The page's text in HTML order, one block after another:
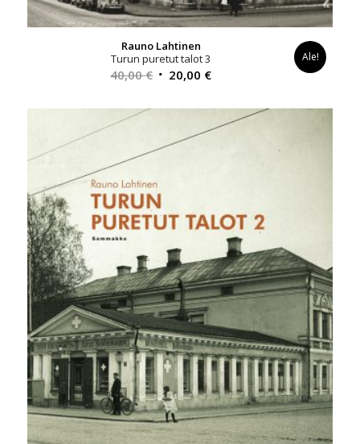
Rauno Lahtinen
Turun puretut talot 3
40,00€ Alkuperäinen
oli:
40,00 €.
20,00 €Nykyinen
on:
20,00 €.
Ale!